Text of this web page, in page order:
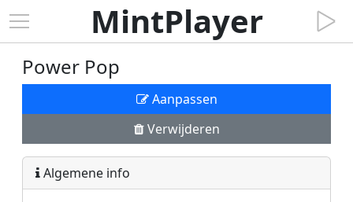
MintPlayer
Power Pop
Aanpassen
Verwijderen
Algemene info